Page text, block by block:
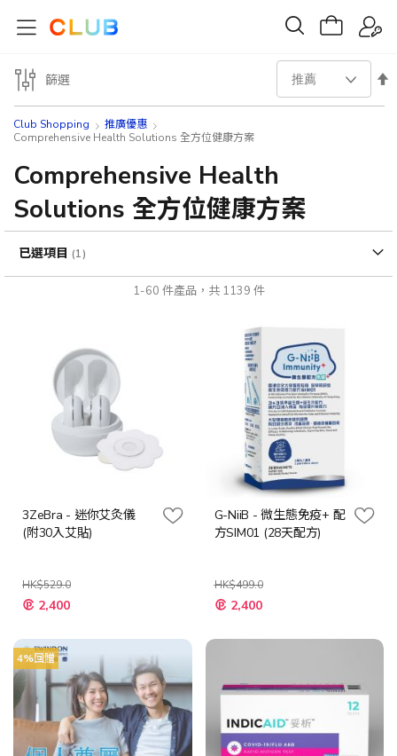
Club Shopping
推廣優惠
Comprehensive Health Solutions 全方位健康方案
Comprehensive Health
Solutions 全方位健康方案
1-60 件產品，共 1139 件
設
方
3ZeBra - 迷你艾灸儀
(附30入艾貼)
HK$529.0
特
殊
格
2,400
G-NiiB - 微生態免疫+ 配
方SIM01 (28天配方)
HK$499.0
特
殊
格
2,400
4%回贈
篩選
已選項目